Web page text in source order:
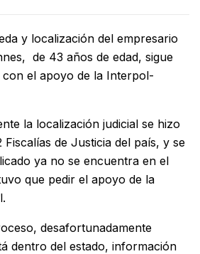
y localización del empresario
de 43 años de edad, sigue
el apoyo de la Interpol-
la localización judicial se hizo
de Justicia del país, y se
ya no se encuentra en el
que pedir el apoyo de la
desafortunadamente
dentro del estado, información